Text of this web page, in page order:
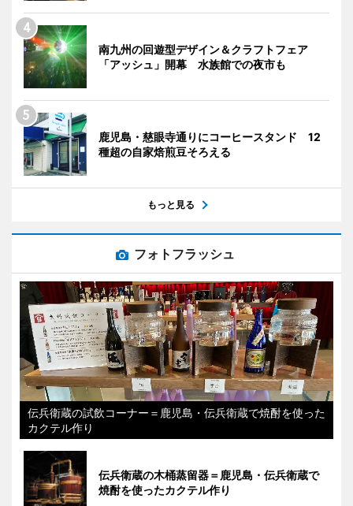
南九州の回遊型デザイン＆クラフトフェア
「アッシュ」開幕 水族館での夜市も
鹿児島・慈眼寺通りにコーヒースタンド 12
種超の自家焙煎豆そろえる
もっと見る
フォトフラッシュ
伝兵衛蔵の試飲コーナー＝鹿児島・伝兵衛蔵で焼酎を使った
カクテル作り
伝兵衛蔵の木桶蒸留器＝鹿児島・伝兵衛蔵で
焼酎を使ったカクテル作り